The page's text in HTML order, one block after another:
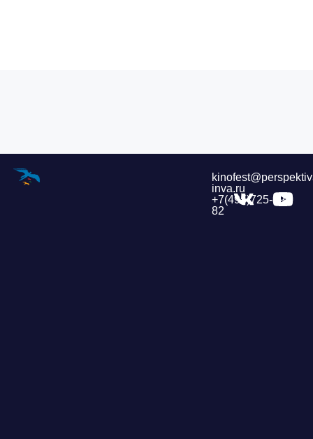
inva.ru
+7(495)725-39-
82